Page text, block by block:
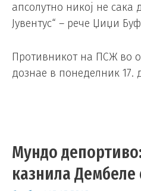
апсолутно никој не сака
Јувентус“ – рече Џиџи
Противникот на ПСЖ во
дознае в понеделник 17.
Мундо
казнила Дембеле